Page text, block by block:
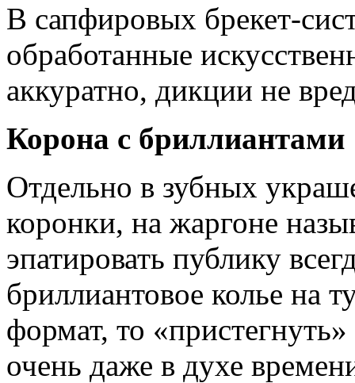
В сапфировых брекет-
обработанные
аккуратно, дикции не
Корона с бриллиантами
Отдельно в зубных
коронки, на жаргоне
эпатировать публику
бриллиантовое колье на
формат, то
очень даже в духе